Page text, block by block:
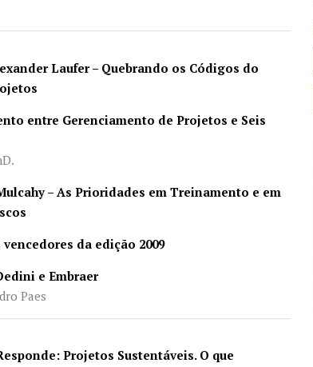
Laufer – Quebrando os Códigos do
entre Gerenciamento de Projetos e Seis
– As Prioridades em Treinamento e em
da edição 2009
e Embraer
Paes
Projetos Sustentáveis. O que